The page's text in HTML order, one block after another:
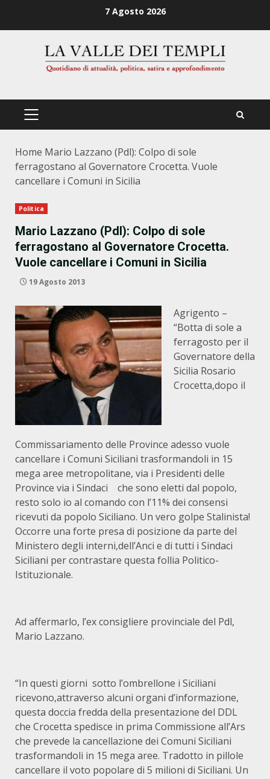
7 Agosto 2026
PRIMÄRES
Home Mario Lazzano (Pdl): Colpo di sole
ferragostano al Governatore Crocetta. Vuole
cancellare i Comuni in Sicilia
Politica
Mario Lazzano (Pdl): Colpo di sole
ferragostano al Governatore Crocetta.
Vuole cancellare i Comuni in Sicilia
19 Agosto 2013
Agrigento –
“Botta di sole a
ferragosto per il
Governatore della
Sicilia Rosario
Crocetta,dopo il
Commissariamento delle Province adesso vuole
cancellare i Comuni Siciliani trasformandoli in 15
mega aree metropolitane, via i Presidenti delle
Province via i Sindaci che sono eletti dal popolo,
resto solo io al comando con l’11% dei consensi
ricevuti da popolo Siciliano. Un vero golpe Stalinista!
Occorre una forte presa di posizione da parte del
Ministero degli interni,dell’Anci e di tutti i Sindaci
Siciliani per contrastare questa follia Politico-
Istituzionale.
Ad affermarlo, l’ex consigliere provinciale del Pdl,
Mario Lazzano.
“In questi giorni sotto l’ombrellone i Siciliani
ricevono,attraverso alcuni organi d’informazione,
questa doccia fredda della presentazione del DDL
che Crocetta spedisce in prima Commissione all’Ars
che prevede la cancellazione dei Comuni Siciliani
trasformandoli in 15 mega aree. Tradotto in pillole
cancellare il voto popolare di 5 milioni di Siciliani. Un